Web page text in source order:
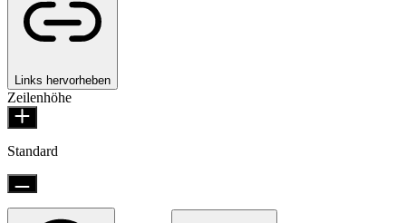
Links hervorheben
Zeilenhöhe
Standard